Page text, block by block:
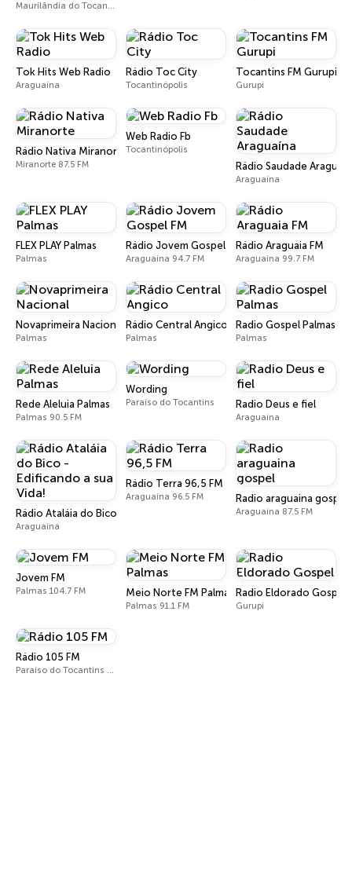
Maurilândia do Tocantins 89.7 FM
Tok Hits Web Radio
Araguaína
Rádio Toc City
Tocantinópolis
Tocantins FM Gurupi
Gurupi
Rádio Nativa Miranorte
Miranorte 87.5 FM
Web Radio Fb
Tocantinópolis
Rádio Saudade
Araguaína
FLEX PLAY Palmas
Palmas
Rádio Jovem Gospel FM
Araguaína 94.7 FM
Rádio Araguaia FM
Araguaína 99.7 FM
Novaprimeira Nacional
Palmas
Rádio Central Angico
Palmas
Radio Gospel Palmas
Palmas
Rede Aleluia Palmas
Palmas 90.5 FM
Wording
Paraíso do Tocantins Radio Deus e fiel
Araguaína
Rádio Ataláia do Bico - Edificando a sua Vida!
Araguaína
Rádio Terra 96,5 FM
Araguaína 96.5 FM Radio araguaina gospel
Araguaína 87.5 FM
Jovem FM
Palmas 104.7 FM Meio Norte FM Palmas
Palmas 91.1 FM
Radio Eldorado Gospel
Gurupi
Rádio 105 FM
Paraíso do Tocantins 105 FM